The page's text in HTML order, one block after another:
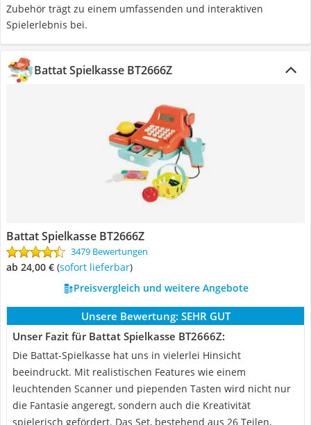
Zubehör trägt zu einem umfassenden und interaktiven
Spielerlebnis bei.
Battat Spielkasse BT2666Z
Battat Spielkasse BT2666Z
3479 Bewertungen
ab 24,00 € ( Sofort lieferbar)
Preisvergleich und weitere Angebote
Unsere Bewertung: SEHR GUT
Unser Fazit für Battat Spielkasse BT2666Z:
Die Battat-Spielkasse hat uns in vielerlei Hinsicht
beeindruckt. Mit realistischen Features wie einem
leuchtenden Scanner und piependen Tasten wird nicht nur
die Fantasie angeregt, sondern auch die Kreativität
spielerisch gefördert. Das Set, bestehend aus 26 Teilen,